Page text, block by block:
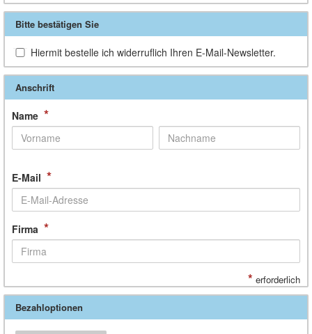
Bitte bestätigen Sie
Hiermit bestelle ich widerruflich Ihren E-Mail-Newsletter.
Anschrift
Name *
E-Mail *
Firma *
* erforderlich
Bezahloptionen